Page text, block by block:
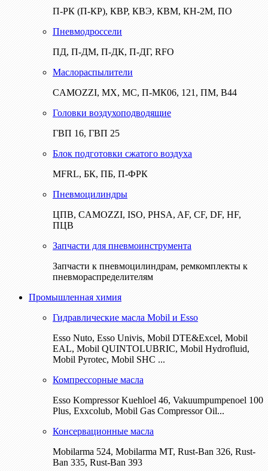
П-РК (П-КР), КВР, КВЭ, КВМ, КН-2М, ПО
Пневмодроссели
ПД, П-ДМ, П-ДК, П-ДГ, RFO
Маслораспылители
CAMOZZI, МХ, МС, П-МК06, 121, ПМ, В44
Головки воздухоподводящие
ГВП 16, ГВП 25
Блок подготовки сжатого воздуха
MFRL, БК, ПБ, П-ФРК
Пневмоцилиндры
ЦПВ, CAMOZZI, ISO, PHSA, AF, CF, DF, HF,
ПЦВ
Запчасти для пневмоинструмента
Запчасти к пневмоцилиндрам, ремкомплекты к
пневмораспределителям
Промышленная химия
Гидравлические масла Mobil и Esso
Esso Nuto, Esso Univis, Mobil DTE&Excel, Mobil
EAL, Mobil QUINTOLUBRIC, Mobil Hydrofluid,
Mobil Pyrotec, Mobil SHC ...
Компрессорные масла
Esso Kompressor Kuehloel 46, Vakuumpumpenoel 100
Plus, Exxcolub, Mobil Gas Compressor Oil...
Консервационные масла
Mobilarma 524, Mobilarma MT, Rust-Ban 326, Rust-
Ban 335, Rust-Ban 393